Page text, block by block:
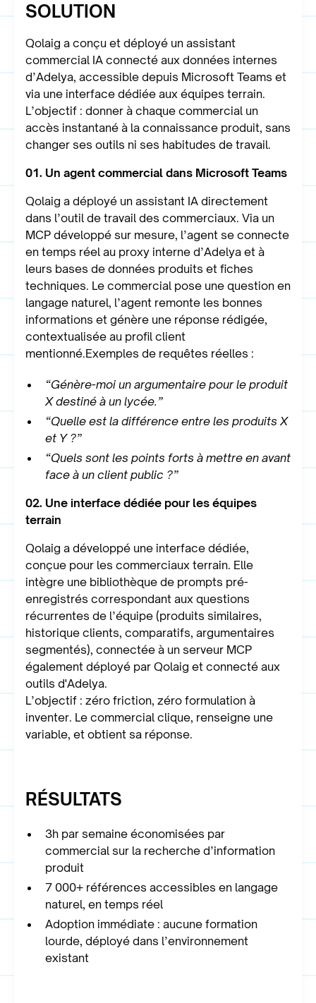
SOLUTION
Qolaig a conçu et déployé un assistant
commercial IA connecté aux données internes
d’Adelya, accessible depuis Microsoft Teams et
via une interface dédiée aux équipes terrain.
L’objectif : donner à chaque commercial un
accès instantané à la connaissance produit, sans
changer ses outils ni ses habitudes de travail.
01. Un agent commercial dans Microsoft Teams
Qolaig a déployé un assistant IA directement
dans l’outil de travail des commerciaux. Via un
MCP développé sur mesure, l’agent se connecte
en temps réel au proxy interne d’Adelya et à
leurs bases de données produits et fiches
techniques. Le commercial pose une question en
langage naturel, l’agent remonte les bonnes
informations et génère une réponse rédigée,
contextualisée au profil client
mentionné.Exemples de requêtes réelles :
“Génère-moi un argumentaire pour le produit
X destiné à un lycée.”
“Quelle est la différence entre les produits X
et Y ?”
“Quels sont les points forts à mettre en avant
face à un client public ?”
02. Une interface dédiée pour les équipes
terrain
Qolaig a développé une interface dédiée,
conçue pour les commerciaux terrain. Elle
intègre une bibliothèque de prompts pré-
enregistrés correspondant aux questions
récurrentes de l’équipe (produits similaires,
historique clients, comparatifs, argumentaires
segmentés), connectée à un serveur MCP
également déployé par Qolaig et connecté aux
outils d'Adelya.
L’objectif : zéro friction, zéro formulation à
inventer. Le commercial clique, renseigne une
variable, et obtient sa réponse.
RÉSULTATS
3h par semaine économisées par
commercial sur la recherche d’information
produit
7 000+ références accessibles en langage
naturel, en temps réel
Adoption immédiate : aucune formation
lourde, déployé dans l’environnement
existant